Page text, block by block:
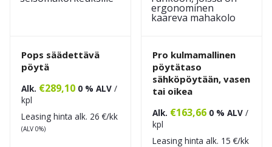
Pops säädettävä
pöytä
Alk. €289,10 0 % ALV /
kpl
Leasing hinta alk. 26 €/kk
(ALV 0%)
Pro kulmamallinen
pöytätaso
sähköpöytään, vasen
tai oikea
Alk. €163,66 0 % ALV /
kpl
Leasing hinta alk. 15 €/kk